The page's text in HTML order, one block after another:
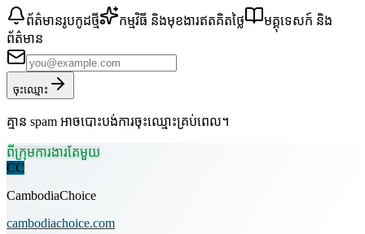
ព័ត៌មានរូបកូដថ្មី កម្មវិធី និងមុខងារឥតគិតថ្លៃ
មគ្គុទេសក៍ និង
ព័ត៌មាន
ចុះឈ្មោះ
គ្មាន spam អាចបោះបង់ការចុះឈ្មោះគ្រប់ពេល។
ពីក្រុមការងារតែមួយ
CC
CambodiaChoice
cambodiachoice.com